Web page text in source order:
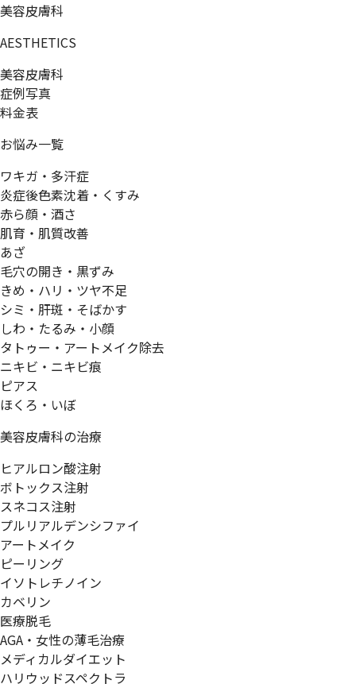
美容皮膚科
AESTHETICS
美容皮膚科
症例写真
料金表
お悩み一覧
ワキガ・多汗症
炎症後色素沈着・くすみ
赤ら顔・酒さ
肌育・肌質改善
あざ
毛穴の開き・黒ずみ
きめ・ハリ・ツヤ不足
シミ・肝斑・そばかす
しわ・たるみ・小顔
タトゥー・アートメイク除去
ニキビ・ニキビ痕
ピアス
ほくろ・いぼ
美容皮膚科の治療
ヒアルロン酸注射
ボトックス注射
スネコス注射
プルリアルデンシファイ
アートメイク
ピーリング
イソトレチノイン
カベリン
医療脱毛
AGA・女性の薄毛治療
メディカルダイエット
ハリウッドスペクトラ